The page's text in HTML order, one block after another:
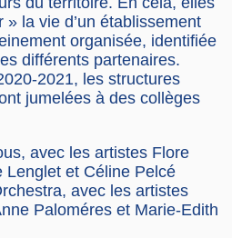
la vie d’un établissement
organisée, identifiée
différents partenaires.
2021, les structures
jumelées à des collèges
avec les artistes Flore
Lenglet et Céline Pelcé
avec les artistes
Paloméres et Marie-Edith